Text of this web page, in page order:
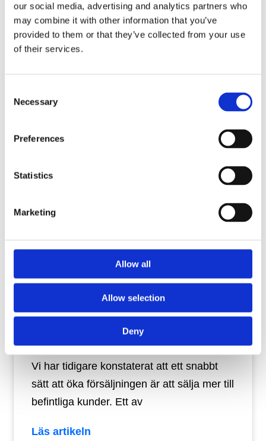
our social media, advertising and analytics partners who
may combine it with other information that you’ve
provided to them or that they’ve collected from your use
of their services.
Selection
Necessary
Preferences
Statistics
Marketing
Allow all
Allow selection
Deny
kundrelationer
Starka kundrelationer är avgörande för
Alla på företaget bör bidra till
ökad merförsäljning
Vi har tidigare konstaterat att ett snabbt
sätt att öka försäljningen är att sälja mer till
befintliga kunder. Ett av
Läs artikeln